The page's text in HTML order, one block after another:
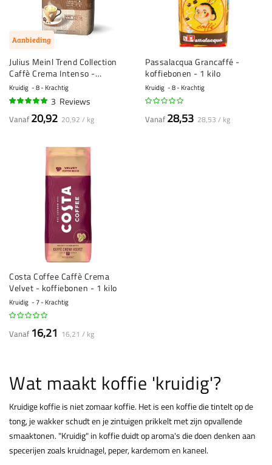
Aanbieding
Julius Meinl Trend Collection
Caffè Crema Intenso -
koffiebonen - 1 kilo
Kruidig 8 - Krachtig
3 Reviews
Vanaf 20,92 20,92 / kg
Passalacqua Grancaffé -
koffiebonen - 1 kilo
Kruidig 8 - Krachtig
Vanaf 28,53 28,53 / kg
Costa Coffee Caffè Crema
Velvet - koffiebonen - 1 kilo
Kruidig 7 - Krachtig
Vanaf 16,21 16,21 / kg
Wat maakt koffie 'kruidig'?
Kruidige koffie is niet zomaar koffie. Het is een koffie die tintelt op de
tong, je wakker schudt en je zintuigen prikkelt met zijn opvallende
smaaktonen. "Kruidig" in koffie duidt op aroma's die doen denken aan
specerijen zoals kruidnagel, peper, kardemom en kaneel.